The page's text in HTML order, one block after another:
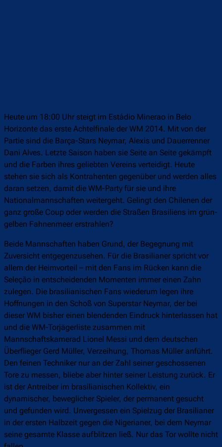
Heute um 18:00 Uhr steigt im Estádio Minerao in Belo
Horizonte das erste Achtelfinale der WM 2014. Mit von der
Partie sind die Barça-Stars Neymar, Alexis und Dauerrenner
Dani Alves. Letzte Saison haben sie Seite an Seite gekämpft
und die Farben ihres geliebten Vereins verteidigt. Heute
stehen sie sich als Kontrahenten gegenüber und werden alles
daran setzen, damit die WM-Party für sie und ihre
Nationalmannschaften weitergeht. Gelingt den Chilenen der
ganz große Coup oder werden die Straßen Brasiliens im grün-
gelben Fahnenmeer erstrahlen?
Beide Mannschaften haben Grund, der Begegnung mit
Zuversicht entgegenzusehen. Für die Brasilianer spricht vor
allem der Heimvorteil – mit den Fans im Rücken kann die
Seleção in entscheidenden Momenten immer einen Zahn
zulegen. Die brasilianischen Fans wiederum legen ihre
Hoffnungen in den Schoß von Superstar Neymar, der bei
dieser WM bisher einen blendenden Eindruck hinterlassen hat
und die WM-Torjägerliste zusammen mit
Mannschaftskamerad Lionel Messi und dem deutschen
Überflieger Gerd Müller, Verzeihung, Thomas Müller anführt.
Den feinen Techniker nur an der Zahl seiner geschossenen
Tore zu messen, bliebe aber hinter seiner Leistung zurück. Er
ist der Antreiber im brasilianischen Kollektiv, ein
dynamischer, beweglicher Spieler, der permanent gesucht
und gefunden wird. Unvergessen ein Spielzug der Brasilianer
in der ersten Halbzeit gegen die Nigerianer, bei dem Neymar
seine gesamte Klasse aufblitzen ließ. Nur das Tor wollte nicht